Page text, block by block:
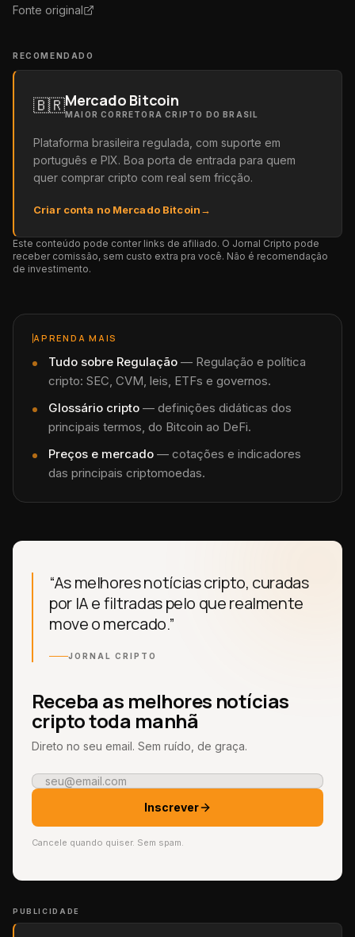
Fonte original
RECOMENDADO
🇧🇷Mercado Bitcoin
MAIOR CORRETORA CRIPTO DO BRASIL
Plataforma brasileira regulada, com suporte em
português e PIX. Boa porta de entrada para quem
quer comprar cripto com real sem fricção.
Criar conta no Mercado Bitcoin→
Este conteúdo pode conter links de afiliado. O Jornal Cripto pode
receber comissão, sem custo extra pra você. Não é recomendação
de investimento.
APRENDA MAIS
Tudo sobre Regulação — Regulação e política
cripto: SEC, CVM, leis, ETFs e governos.
Glossário cripto — definições didáticas dos
principais termos, do Bitcoin ao DeFi.
Preços e mercado — cotações e indicadores
das principais criptomoedas.
“As melhores notícias cripto, curadas
por IA e filtradas pelo que realmente
move o mercado.”
JORNAL CRIPTO
Receba as melhores notícias
cripto toda manhã
Direto no seu email. Sem ruído, de graça.
Inscrever
Cancele quando quiser. Sem spam.
PUBLICIDADE